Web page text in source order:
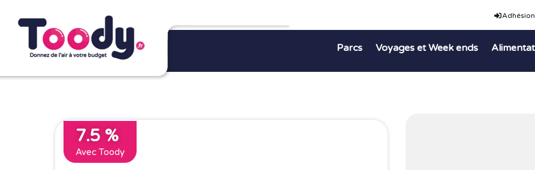
Parcs Voyages et Week ends
7.5 %
Avec Toody